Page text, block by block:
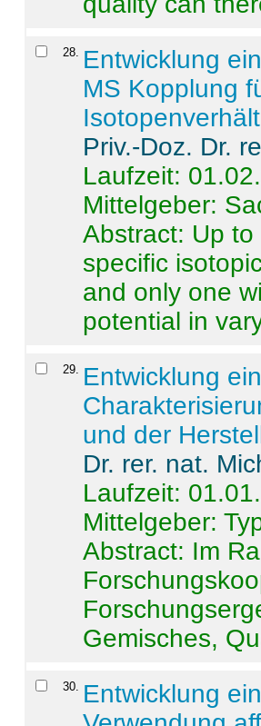
28. Entwicklung
MS Kopplung
Priv.-Doz. Dr.
Laufzeit:
Mittelgeber:
Abstract: Up
specific
and only one
potential in
29. Entwicklung
und der
Dr. rer. nat.
Laufzeit:
Mittelgeber:
Abstract: Im
Gemisches,
30. Entwicklung